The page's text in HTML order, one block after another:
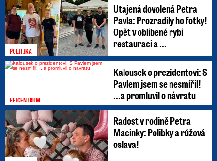
POLITIKA
Utajená dovolená Petra
Pavla: Prozradily ho fotky!
Opět v oblíbené rybí
restauraci a ...
EPICENTRUM
Kalousek o prezidentovi: S
Pavlem jsem se nesmířil!
...a promluvil o návratu
Radost v rodině Petra
Macinky: Polibky a růžová
oslava!